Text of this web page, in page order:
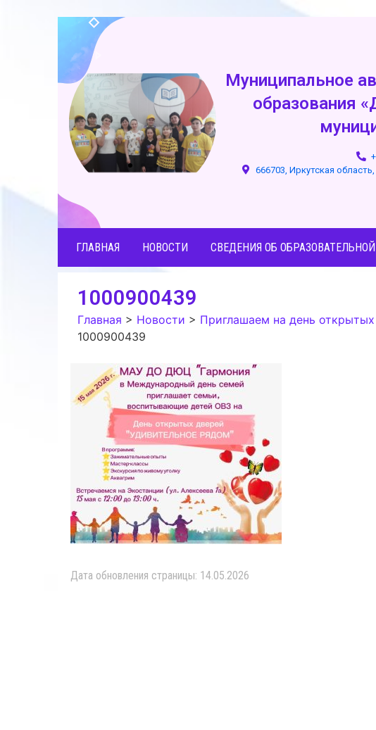
Муниципальное
образования
666703, Иркутская
ГЛАВНАЯ НОВОСТИ СВЕДЕНИЯ ОБ
1000900439
Главная > Новости > Приглашаем на день
1000900439
Дата обновления страницы: 14.05.2026